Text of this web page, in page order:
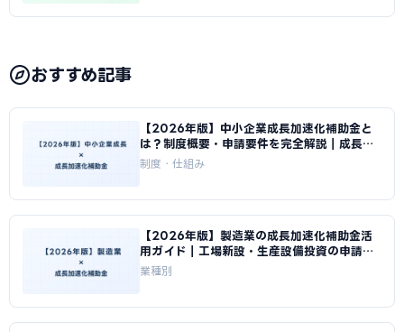
おすすめ記事
【2026年版】中小企業成長加速化補助金と
は？制度概要・申請要件を完全解説｜成長加
速化補助金ナビ
制度・仕組み
【2026年版】製造業の成長加速化補助金活
用ガイド｜工場新設・生産設備投資の申請戦
略｜成長加速化補助金ナビ
業種別